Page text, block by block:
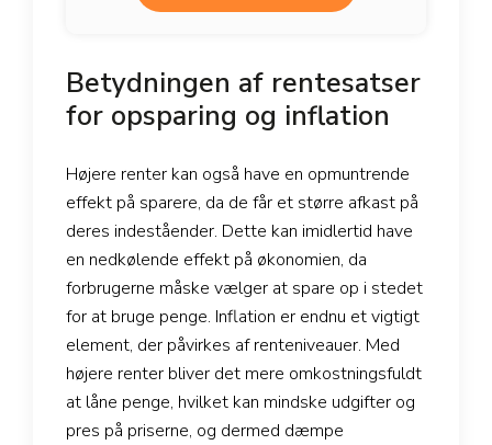
Betydningen af rentesatser
for opsparing og inflation
Højere renter kan også have en opmuntrende
effekt på sparere, da de får et større afkast på
deres indeståender. Dette kan imidlertid have
en nedkølende effekt på økonomien, da
forbrugerne måske vælger at spare op i stedet
for at bruge penge. Inflation er endnu et vigtigt
element, der påvirkes af renteniveauer. Med
højere renter bliver det mere omkostningsfuldt
at låne penge, hvilket kan mindske udgifter og
pres på priserne, og dermed dæmpe